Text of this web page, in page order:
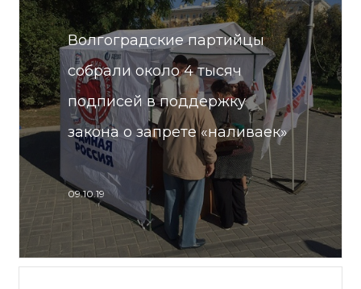
Волгоградские партийцы
собрали около 4 тысяч
подписей в поддержку
закона о запрете «наливаек»
09.10.19